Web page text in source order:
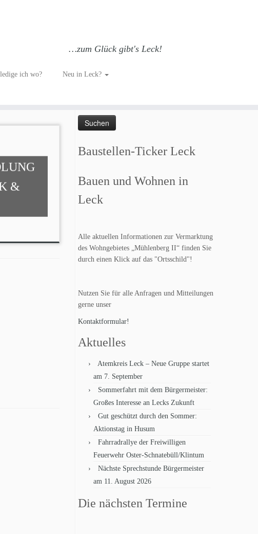
…zum Glück gibt's Leck!
ich wo? Neu in Leck?
&
Such dich GLÜCKlich…
Baustellen-Ticker Leck
Bauen und Wohnen in
Leck
Alle aktuellen Informationen zur Vermarktung
des Wohngebietes „Mühlenberg II“ finden Sie
durch einen Klick auf das "Ortsschild"!
Nutzen Sie für alle Anfragen und Mitteilungen
gerne unser
Kontaktformular!
Aktuelles
Atemkreis Leck – Neue Gruppe startet
am 7. September
Sommerfahrt mit dem Bürgermeister:
Großes Interesse an Lecks Zukunft
Gut geschützt durch den Sommer:
Aktionstag in Husum
Fahrradrallye der Freiwilligen
Feuerwehr Oster-Schnatebüll/Klintum
Nächste Sprechstunde Bürgermeister
am 11. August 2026
Die nächsten Termine